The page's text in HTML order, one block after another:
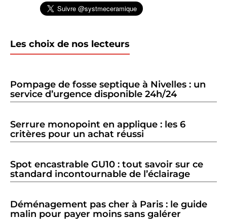
Les choix de nos lecteurs
Pompage de fosse septique à Nivelles : un
service d’urgence disponible 24h/24
Serrure monopoint en applique : les 6
critères pour un achat réussi
Spot encastrable GU10 : tout savoir sur ce
standard incontournable de l’éclairage
Déménagement pas cher à Paris : le guide
malin pour payer moins sans galérer